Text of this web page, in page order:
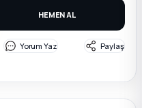
HEMEN AL
Yorum Yaz Paylaş